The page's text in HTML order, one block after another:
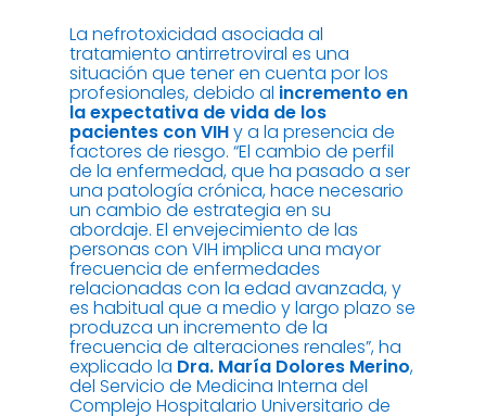
La nefrotoxicidad asociada al
tratamiento antirretroviral es una
situación que tener en cuenta por los
profesionales, debido al incremento en
la expectativa de vida de los
pacientes con VIHy a la presencia de
factores de riesgo. “El cambio de perfil
de la enfermedad, que ha pasado a ser
una patología crónica, hace necesario
un cambio de estrategia en su
abordaje. El envejecimiento de las
personas con VIH implica una mayor
frecuencia de enfermedades
relacionadas con la edad avanzada, y
es habitual que a medio y largo plazo se
produzca un incremento de la
frecuencia de alteraciones renales”, ha
explicado la Dra. María Dolores Merino,
del Servicio de Medicina Interna del
Complejo Hospitalario Universitario de